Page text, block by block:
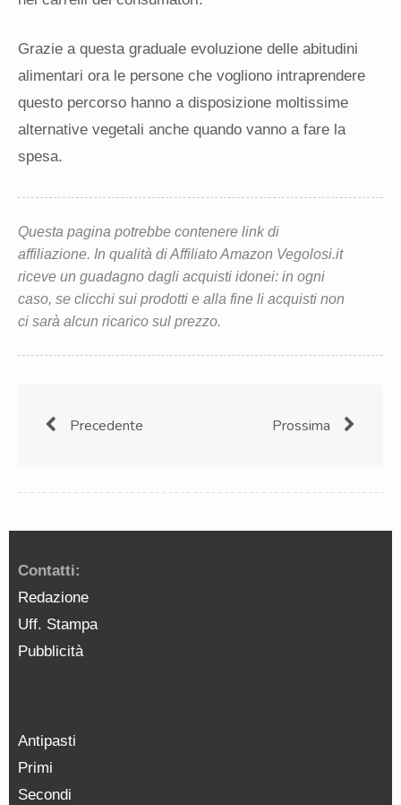
Grazie a questa graduale evoluzione delle abitudini
alimentari ora le persone che vogliono intraprendere
questo percorso hanno a disposizione moltissime
alternative vegetali anche quando vanno a fare la
spesa.
Questa pagina potrebbe contenere link di
affiliazione. In qualità di Affiliato Amazon Vegolosi.it
riceve un guadagno dagli acquisti idonei: in ogni
caso, se clicchi sui prodotti e alla fine li acquisti non
ci sarà alcun ricarico sul prezzo.
Precedente Prossima
Contatti:
Redazione
Uff. Stampa
Pubblicità
Antipasti
Primi
Secondi